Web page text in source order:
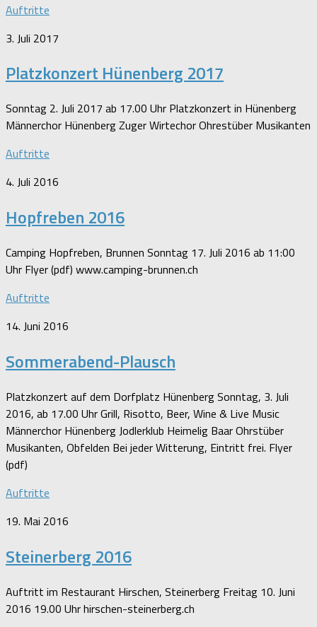
Auftritte
3. Juli 2017
Platzkonzert Hünenberg 2017
Sonntag 2. Juli 2017 ab 17.00 Uhr Platzkonzert in Hünenberg
Männerchor Hünenberg Zuger Wirtechor Ohrestüber Musikanten
Auftritte
4. Juli 2016
Hopfreben 2016
Camping Hopfreben, Brunnen Sonntag 17. Juli 2016 ab 11:00
Uhr Flyer (pdf) www.camping-brunnen.ch
Auftritte
14. Juni 2016
Sommerabend-Plausch
Platzkonzert auf dem Dorfplatz Hünenberg Sonntag, 3. Juli
2016, ab 17.00 Uhr Grill, Risotto, Beer, Wine & Live Music
Männerchor Hünenberg Jodlerklub Heimelig Baar Ohrstüber
Musikanten, Obfelden Bei jeder Witterung, Eintritt frei. Flyer
(pdf)
Auftritte
19. Mai 2016
Steinerberg 2016
Auftritt im Restaurant Hirschen, Steinerberg Freitag 10. Juni
2016 19.00 Uhr hirschen-steinerberg.ch